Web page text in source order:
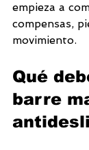
empieza a
compensas,
movimiento.
Qué
barre